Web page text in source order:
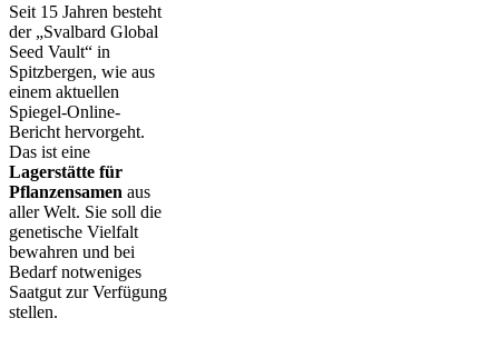
Seit 15 Jahren besteht
der „Svalbard Global
Seed Vault“ in
Spitzbergen, wie aus
einem aktuellen
Spiegel-Online-
Bericht hervorgeht.
Das ist eine
Lagerstätte für
Pflanzensamen aus
aller Welt. Sie soll die
genetische Vielfalt
bewahren und bei
Bedarf notweniges
Saatgut zur Verfügung
stellen.